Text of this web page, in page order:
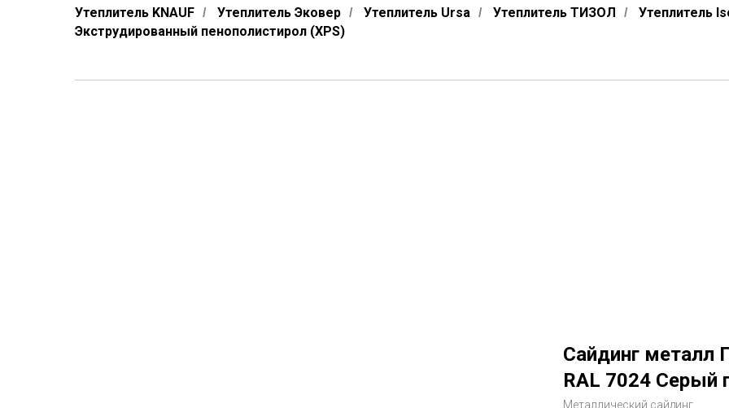
Утеплитель KNAUF / Утеплитель Эковер / Утеплитель Ursa / Утеплитель ТИЗОЛ / Утеплитель
Экструдированный пенополистирол (XPS)
Сайдинг металл
RAL 7024 Серый
Металлический сайдинг